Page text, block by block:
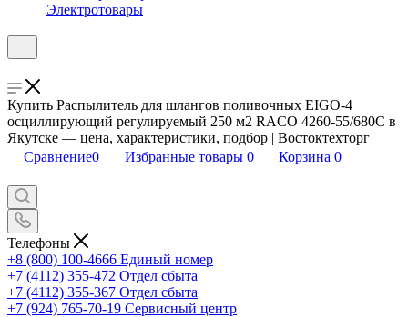
Электротовары
Купить Распылитель для шлангов поливочных EIGO-4
осциллирующий регулируемый 250 м2 RACO 4260-55/680С в
Якутске — цена, характеристики, подбор | Востоктехторг
Сравнение0 Избранные товары 0 Корзина 0
Телефоны
+8 (800) 100-4666 Единый номер
+7 (4112) 355-472 Отдел сбыта
+7 (4112) 355-367 Отдел сбыта
+7 (924) 765-70-19 Сервисный центр